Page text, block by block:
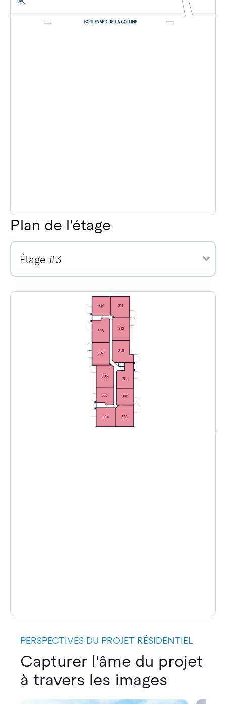
Plan de l'étage
Étage #3
PERSPECTIVES DU PROJET RÉSIDENTIEL
Capturer l'âme du projet
à travers les images